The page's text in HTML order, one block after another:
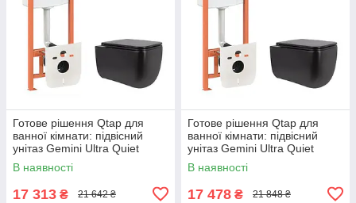
Готове рішення Qtap для
ванної кімнати: підвісний
унітаз Gemini Ultra Quiet
530х365х373 + комплект
інсталяції Nest 4 в 1 (лінійна
В наявності
17 313 ₴ 21 642 ₴
Готове рішення Qtap для
ванної кімнати: підвісний
унітаз Gemini Ultra Quiet
530х365х373 + комплект
інсталяції Nest 4 в 1 (лінійна
В наявності
17 478 ₴ 21 848 ₴